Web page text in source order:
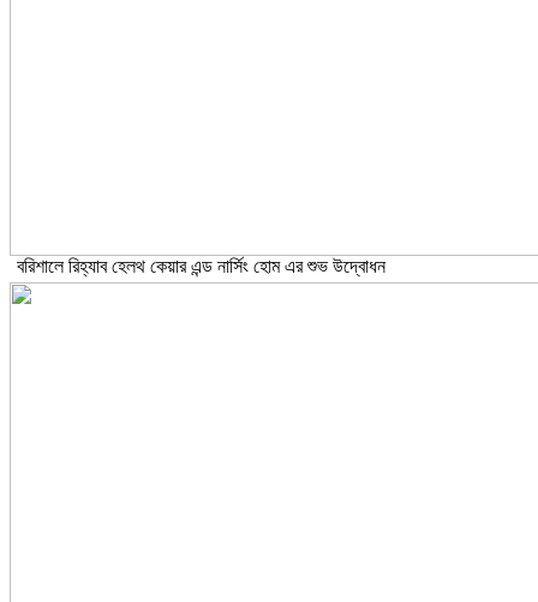
বরিশালে রিহ্যাব হেলথ কেয়ার এন্ড নার্সিং হোম এর শুভ উদ্বোধন